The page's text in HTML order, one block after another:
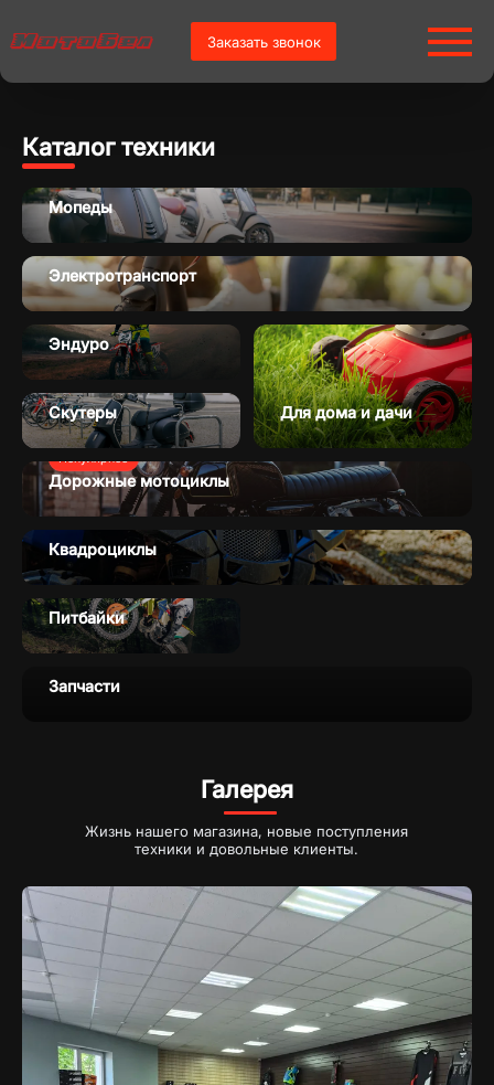
Заказать звонок
Каталог техники
Мопеды
Электротранспорт
Эндуро
Для дома и дачи
Популярное
Дорожные мотоциклы
Квадроциклы
Скутеры
Питбайки
Запчасти
Галерея
Жизнь нашего магазина, новые поступления
техники и довольные клиенты.